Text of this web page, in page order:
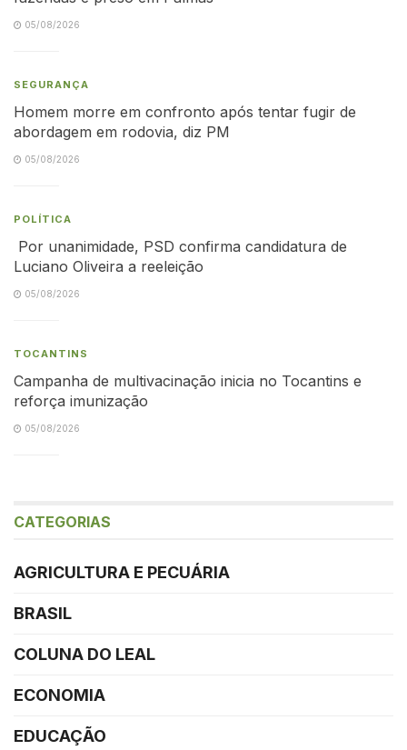
05/08/2026
SEGURANÇA
Homem morre em confronto após tentar fugir de
abordagem em rodovia, diz PM
05/08/2026
POLÍTICA
Por unanimidade, PSD confirma candidatura de
Luciano Oliveira a reeleição
05/08/2026
TOCANTINS
Campanha de multivacinação inicia no Tocantins e
reforça imunização
05/08/2026
CATEGORIAS
AGRICULTURA E PECUÁRIA
BRASIL
COLUNA DO LEAL
ECONOMIA
EDUCAÇÃO